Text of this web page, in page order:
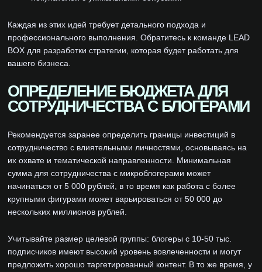
Каждая из этих идей требует детального подхода и
профессионального выполнения. Обратитесь к команде LEAD
BOX для разработки стратегии, которая будет работать для
вашего бизнеса.
ОПРЕДЕЛЕНИЕ БЮДЖЕТА ДЛЯ
СОТРУДНИЧЕСТВА С БЛОГЕРАМИ
Рекомендуется заранее определить границы инвестиций в
сотрудничество с влиятельными личностями, основываясь на
их охвате и тематической направленности. Минимальная
сумма для сотрудничества с микроблогерами может
начинаться от 5 000 рублей, в то время как работа с более
крупными фигурами может варьироваться от 50 000 до
нескольких миллионов рублей.
Учитывайте размер целевой группы: блогеры с 10-50 тыс.
подписчиков имеют высокий уровень вовлеченности и могут
предложить хорошо таргетированный контент. В то же время, у